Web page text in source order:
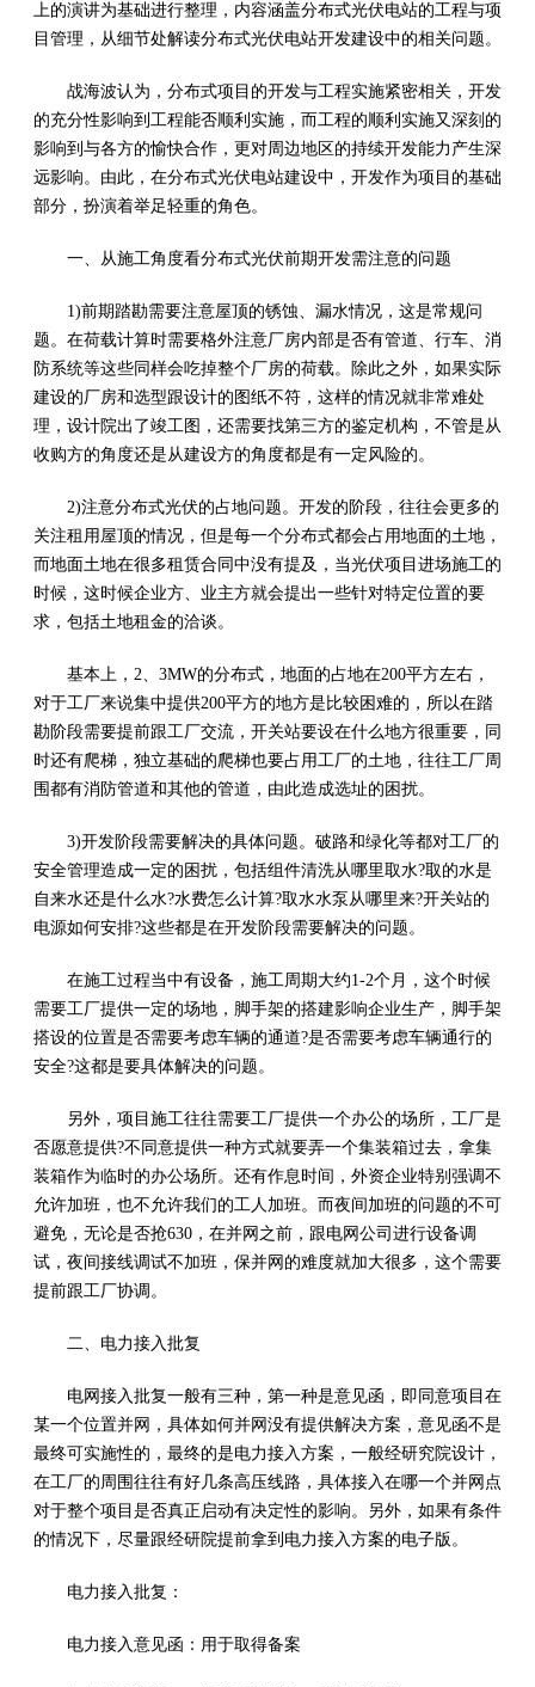
上的演讲为基础进行整理，内容涵盖分布式光伏电站的工程与项
目管理，从细节处解读分布式光伏电站开发建设中的相关问题。
战海波认为，分布式项目的开发与工程实施紧密相关，开发
的充分性影响到工程能否顺利实施，而工程的顺利实施又深刻的
影响到与各方的愉快合作，更对周边地区的持续开发能力产生深
远影响。由此，在分布式光伏电站建设中，开发作为项目的基础
部分，扮演着举足轻重的角色。
一、从施工角度看分布式光伏前期开发需注意的问题
1)前期踏勘需要注意屋顶的锈蚀、漏水情况，这是常规问
题。在荷载计算时需要格外注意厂房内部是否有管道、行车、消
防系统等这些同样会吃掉整个厂房的荷载。除此之外，如果实际
建设的厂房和选型跟设计的图纸不符，这样的情况就非常难处
理，设计院出了竣工图，还需要找第三方的鉴定机构，不管是从
收购方的角度还是从建设方的角度都是有一定风险的。
2)注意分布式光伏的占地问题。开发的阶段，往往会更多的
关注租用屋顶的情况，但是每一个分布式都会占用地面的土地，
而地面土地在很多租赁合同中没有提及，当光伏项目进场施工的
时候，这时候企业方、业主方就会提出一些针对特定位置的要
求，包括土地租金的洽谈。
基本上，2、3MW的分布式，地面的占地在200平方左右，
对于工厂来说集中提供200平方的地方是比较困难的，所以在踏
勘阶段需要提前跟工厂交流，开关站要设在什么地方很重要，同
时还有爬梯，独立基础的爬梯也要占用工厂的土地，往往工厂周
围都有消防管道和其他的管道，由此造成选址的困扰。
3)开发阶段需要解决的具体问题。破路和绿化等都对工厂的
安全管理造成一定的困扰，包括组件清洗从哪里取水?取的水是
自来水还是什么水?水费怎么计算?取水水泵从哪里来?开关站的
电源如何安排?这些都是在开发阶段需要解决的问题。
在施工过程当中有设备，施工周期大约1-2个月，这个时候
需要工厂提供一定的场地，脚手架的搭建影响企业生产，脚手架
搭设的位置是否需要考虑车辆的通道?是否需要考虑车辆通行的
安全?这都是要具体解决的问题。
另外，项目施工往往需要工厂提供一个办公的场所，工厂是
否愿意提供?不同意提供一种方式就要弄一个集装箱过去，拿集
装箱作为临时的办公场所。还有作息时间，外资企业特别强调不
允许加班，也不允许我们的工人加班。而夜间加班的问题的不可
避免，无论是否抢630，在并网之前，跟电网公司进行设备调
试，夜间接线调试不加班，保并网的难度就加大很多，这个需要
提前跟工厂协调。
二、电力接入批复
电网接入批复一般有三种，第一种是意见函，即同意项目在
某一个位置并网，具体如何并网没有提供解决方案，意见函不是
最终可实施性的，最终的是电力接入方案，一般经研究院设计，
在工厂的周围往往有好几条高压线路，具体接入在哪一个并网点
对于整个项目是否真正启动有决定性的影响。另外，如果有条件
的情况下，尽量跟经研院提前拿到电力接入方案的电子版。
电力接入批复：
电力接入意见函：用于取得备案